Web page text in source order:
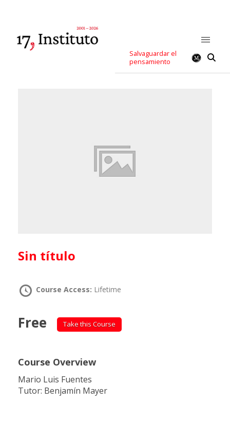
Salvaguardar el
pensamiento
Sin título
Course Access: Lifetime
Free Take this Course
Course Overview
Mario Luis Fuentes
Tutor: Benjamín Mayer